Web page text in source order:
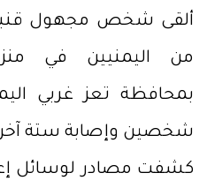
ألقى شخص مجهول
من اليمنيين في
بمحافظة تعز غربي
شخصين وإصابة ستة
كشفت مصادر لوسائل